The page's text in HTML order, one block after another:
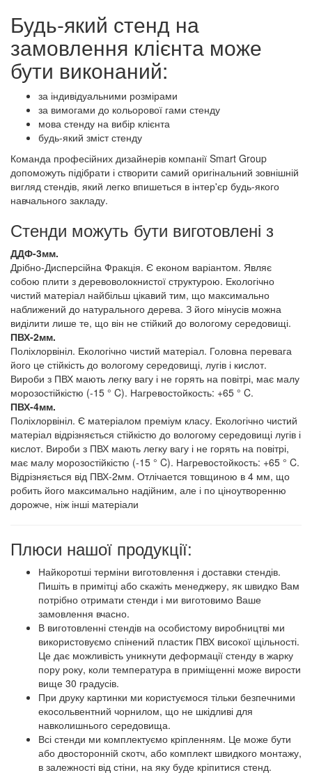
Будь-який стенд на
замовлення клієнта може
бути виконаний:
за індивідуальними розмірами
за вимогами до кольорової гами стенду
мова стенду на вибір клієнта
будь-який зміст стенду
Команда професійних дизайнерів компанії Smart Group
допоможуть підібрати і створити самий оригінальний зовнішній
вигляд стендів, який легко впишеться в інтер'єр будь-якого
навчального закладу.
Стенди можуть бути виготовлені з
ДДФ-3мм.
Дрібно-Дисперсійна Фракція. Є економ варіантом. Являє
собою плити з деревоволокнистої структурою. Екологічно
чистий матеріал найбільш цікавий тим, що максимально
наближений до натурального дерева. З його мінусів можна
виділити лише те, що він не стійкий до вологому середовищі.
ПВХ-2мм.
Поліхлорвініл. Екологічно чистий матеріал. Головна перевага
його це стійкість до вологому середовищі, лугів і кислот.
Вироби з ПВХ мають легку вагу і не горять на повітрі, має малу
морозостійкістю (-15 ° C). Нагревостойкость: +65 ° C.
ПВХ-4мм.
Поліхлорвініл. Є матеріалом преміум класу. Екологічно чистий
матеріал відрізняється стійкістю до вологому середовищі лугів і
кислот. Вироби з ПВХ мають легку вагу і не горять на повітрі,
має малу морозостійкістю (-15 ° C). Нагревостойкость: +65 ° C.
Відрізняється від ПВХ-2мм. Отлічается товщиною в 4 мм, що
робить його максимально надійним, але і по ціноутворенню
дорожче, ніж інші матеріали
Плюси нашої продукції:
Найкоротші терміни виготовлення і доставки стендів.
Пишіть в примітці або скажіть менеджеру, як швидко Вам
потрібно отримати стенди і ми виготовимо Ваше
замовлення вчасно.
В виготовленні стендів на особистому виробництві ми
використовуємо спінений пластик ПВХ високої щільності.
Це дає можливість уникнути деформації стенду в жарку
пору року, коли температура в приміщенні може вирости
вище 30 градусів.
При друку картинки ми користуємося тільки безпечними
екосольвентний чорнилом, що не шкідливі для
навколишнього середовища.
Всі стенди ми комплектуємо кріпленням. Це може бути
або двосторонній скотч, або комплект швидкого монтажу,
в залежності від стіни, на яку буде кріпитися стенд.